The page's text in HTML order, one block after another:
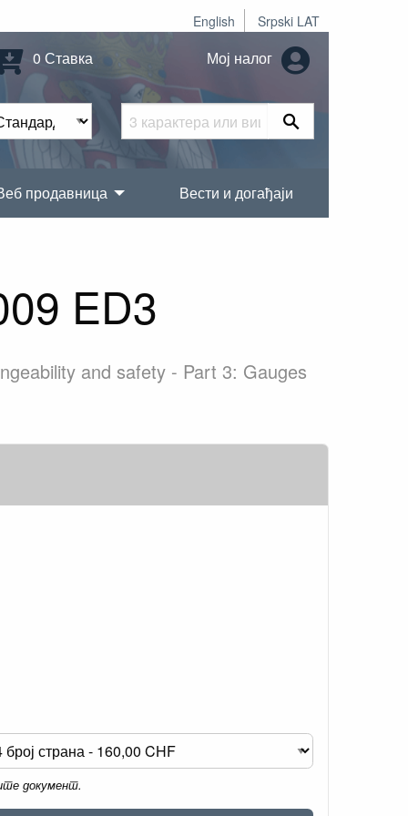
English Srpski LAT
0 Ставка Мој налог
продавница Вести и догађаји
ED3
and safety - Part 3: Gauges
документ.